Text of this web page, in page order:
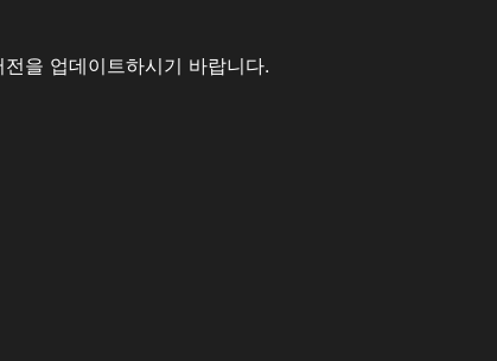
을 업데이트하시기 바랍니다.